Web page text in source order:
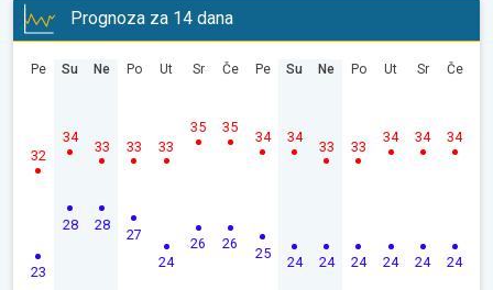
Prognoza za 14 dana
Pe
23
32
Su
28
34
Ne
28
33
Po
27
33
Ut
24
33
Sr
26
35
Če
26
35
Pe
25
34
Su
24
34
Ne
24
33
Po
24
33
Ut
24
34
Sr
24
34
Če
24
34